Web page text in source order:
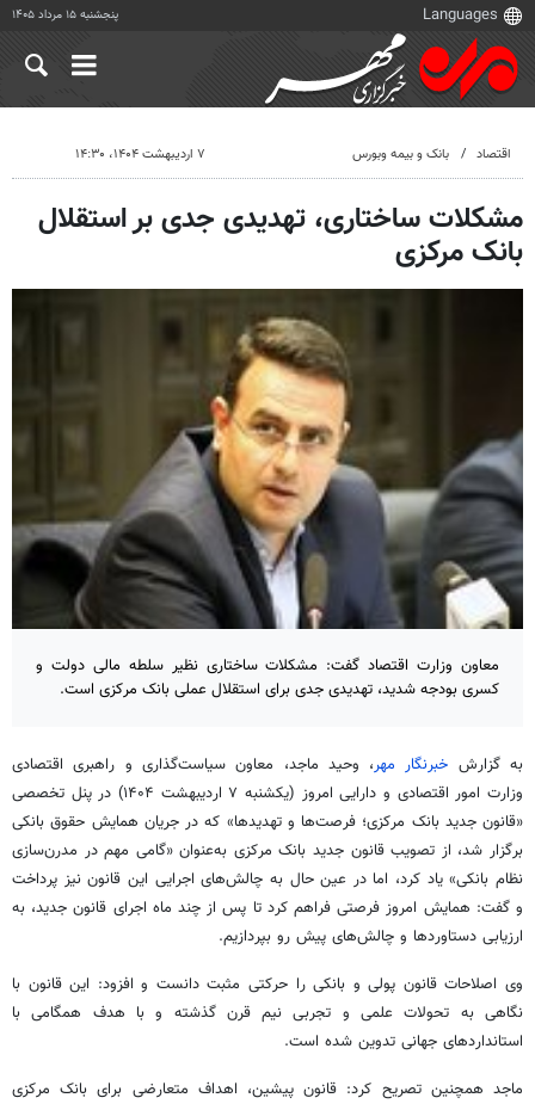
پنجشنبه ۱۵ مرداد ۱۴۰۵
اقتصاد بانک و بیمه وبورس ۷ اردیبهشت ۱۴۰۴، ۱۴:۳۰
مشکلات ساختاری، تهدیدی جدی بر استقلال
بانک مرکزی
معاون وزارت اقتصاد گفت: مشکلات ساختاری نظیر سلطه مالی دولت و
کسری بودجه شدید، تهدیدی جدی برای استقلال عملی بانک مرکزی است.
به گزارش خبرنگار مهر، وحید ماجد، معاون سیاست‌گذاری و راهبری اقتصادی
وزارت امور اقتصادی و دارایی امروز (یکشنبه ۷ اردیبهشت ۱۴۰۴) در پنل تخصصی
«قانون جدید بانک مرکزی؛ فرصت‌ها و تهدیدها» که در جریان همایش حقوق بانکی
برگزار شد، از تصویب قانون جدید بانک مرکزی به‌عنوان «گامی مهم در مدرن‌سازی
نظام بانکی» یاد کرد، اما در عین حال به چالش‌های اجرایی این قانون نیز پرداخت
و گفت: همایش امروز فرصتی فراهم کرد تا پس از چند ماه اجرای قانون جدید، به
ارزیابی دستاوردها و چالش‌های پیش رو بپردازیم.
وی اصلاحات قانون پولی و بانکی را حرکتی مثبت دانست و افزود: این قانون با
نگاهی به تحولات علمی و تجربی نیم قرن گذشته و با هدف همگامی با
استانداردهای جهانی تدوین شده است.
ماجد همچنین تصریح کرد: قانون پیشین، اهداف متعارضی برای بانک مرکزی